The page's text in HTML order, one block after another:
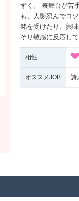
ずく。 表舞台が苦
も、人影忍んでコ
銘を受けたり、興
そり敏感に反応し
相性
オススメJOB 詩